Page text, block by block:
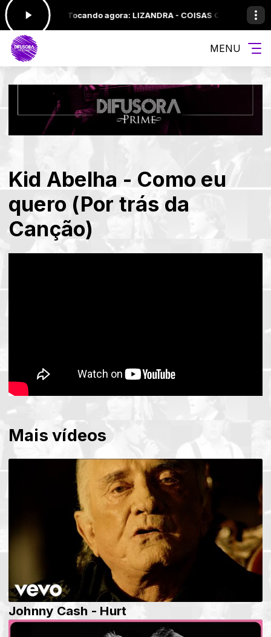
às 07:00 - Tocando agora: LIZANDRA - COISAS QUE EU SEI
MENU
Kid Abelha - Como eu
quero (Por trás da
Canção)
Mais vídeos
Johnny Cash - Hurt